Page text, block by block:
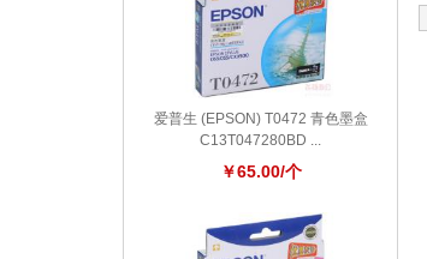
爱普生 (EPSON) T0472 青色墨盒
C13T047280BD ...
￥65.00/个